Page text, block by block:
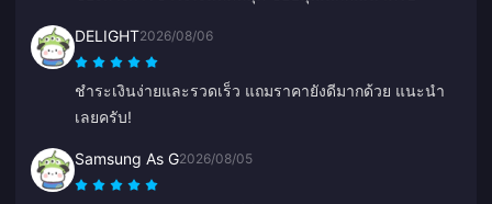
DELIGHT2026/08/06
ชำระเงินง่ายและรวดเร็ว แถมราคายังดีมากด้วย แนะนำ
เลยครับ!
Samsung As G2026/08/05